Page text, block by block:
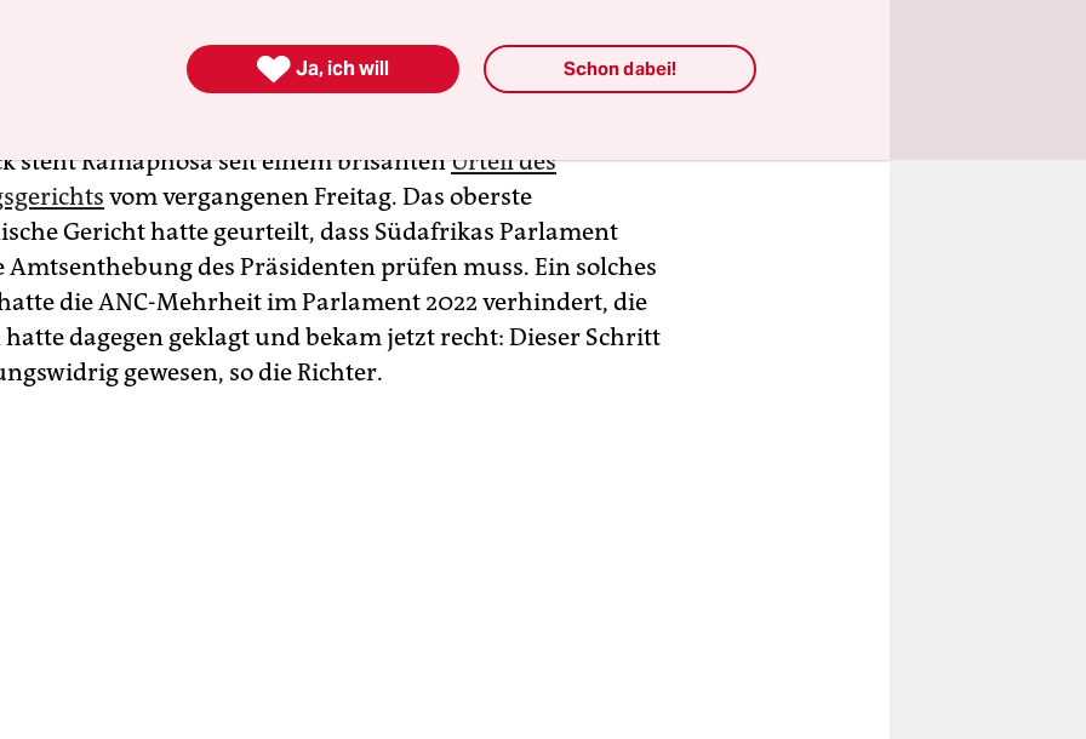
Parlaments, aber diese sollten nicht die Institutionen
steht Ramaphosa seit einem brisantenUrteil des
vom vergangenen Freitag. Das oberste
Gericht hatte geurteilt, dass Südafrikas Parlament
Amtsenthebung des Präsidenten prüfen muss. Ein solches
die ANC-Mehrheit im Parlament 2022 verhindert, die
dagegen geklagt und bekam jetzt recht: Dieser Schritt
gewesen, so die Richter.
 Ja, ich will Schon dabei!